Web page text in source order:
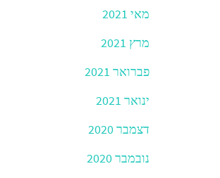
מאי 2021
מרץ 2021
פברואר 2021
ינואר 2021
דצמבר 2020
נובמבר 2020